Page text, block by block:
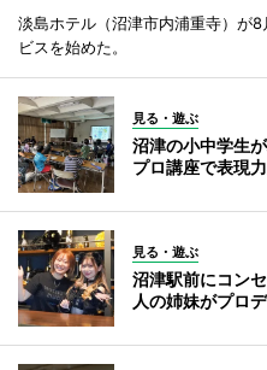
淡島ホテル（沼津市内浦重寺）が
ビスを始めた。
見る・遊ぶ
沼津の小中学生
プロ講座で表現
見る・遊ぶ
沼津駅前にコン
人の姉妹がプロ